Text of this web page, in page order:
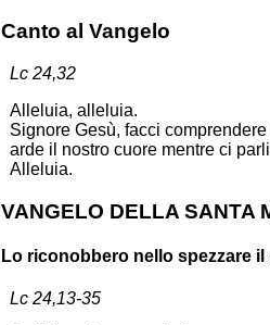
Canto al Vangelo
Lc 24,32
Alleluia, alleluia.
Signore Gesù, facci
arde il nostro cuore mentre ci
Alleluia.
VANGELO DELLA SANTA
Lo riconobbero nello spezzare il
Lc 24,13-35